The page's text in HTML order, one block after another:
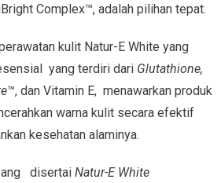
Complex™, adalah pilihan tepat.
kulit Natur-E White yang
yang terdiri dari Glutathione,
™, dan Vitamin E, menawarkan produk
warna kulit secara efektif
kesehatan alaminya.
disertai Natur-E White